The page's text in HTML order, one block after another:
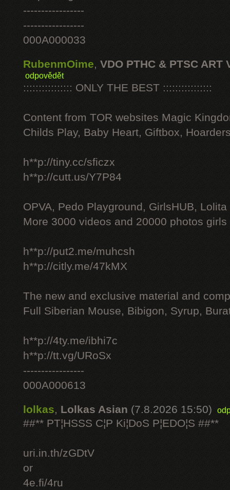
-----------------
-----------------
000A000033
RubenmOime, VDO PTHC & PTSC ART
odpovědět
:::::::::::::::: ONLY THE BEST ::::::::::::::::
Content from TOR websites Magic
Childs Play, Baby Heart, Giftbox,
h**p://tiny.cc/sficzx
h**p://cutt.us/Y7P84
OPVA, Pedo Playground, GirlsHUB, Lolita
More 3000 videos and 20000 photos
h**p://put2.me/muhcsh
h**p://citly.me/47kMX
The new and exclusive material and
Full Siberian Mouse, Bibigon, Syrup,
h**p://4ty.me/ibhi7c
h**p://tt.vg/URoSx
-----------------
000A000613
lolkas, Lolkas Asian (7.8.2026 15:50)
##** PT¦HSSS C¦P Ki¦DoS P¦EDO¦S ##**
uri.in.th/zGDtV
or
4e.fi/4ru